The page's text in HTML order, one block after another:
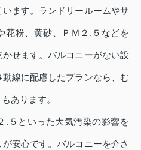
ます。ランドリールームやサ
花粉、黄砂、ＰＭ２.５などを
せます。バルコニーがない設
線に配慮したプランなら、む
あります。
.５といった大気汚染の影響を
安心です。バルコニーを介さ